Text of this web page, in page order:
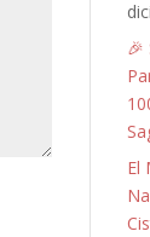
🎉
El